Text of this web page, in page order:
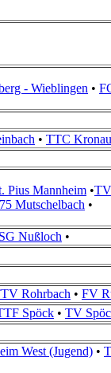
- Wieblingen •
• TTC Kronau
Pius Mannheim •
Mutschelbach •
SG Nußloch •
Rohrbach • FV
Spöck • TV
West (Jugend) •